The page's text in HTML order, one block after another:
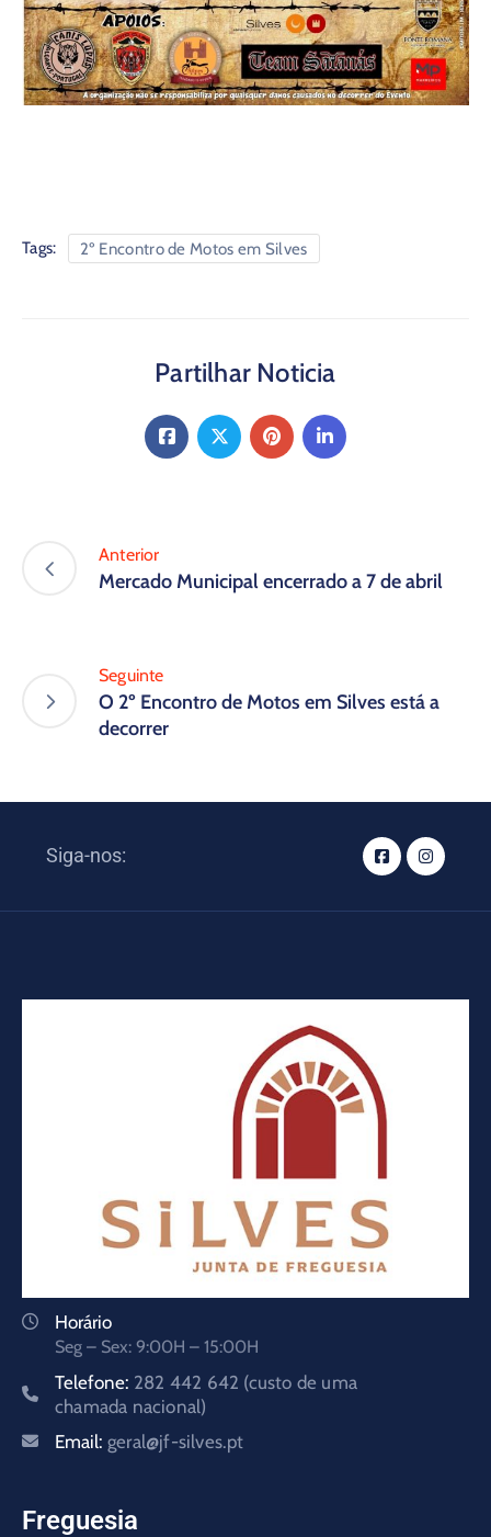
Tags: 2º Encontro de Motos em Silves
Partilhar Noticia
Anterior
Mercado Municipal encerrado a 7 de abril
Seguinte
O 2º Encontro de Motos em Silves está a
decorrer
Siga-nos:
Horário
Seg – Sex: 9:00H – 15:00H
Telefone: 282 442 642 (custo de uma
chamada nacional)
Email: geral@jf-silves.pt
Freguesia